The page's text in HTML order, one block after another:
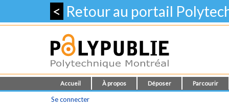
< Retour au portail
Accueil À propos Déposer Parcourir
Se connecter